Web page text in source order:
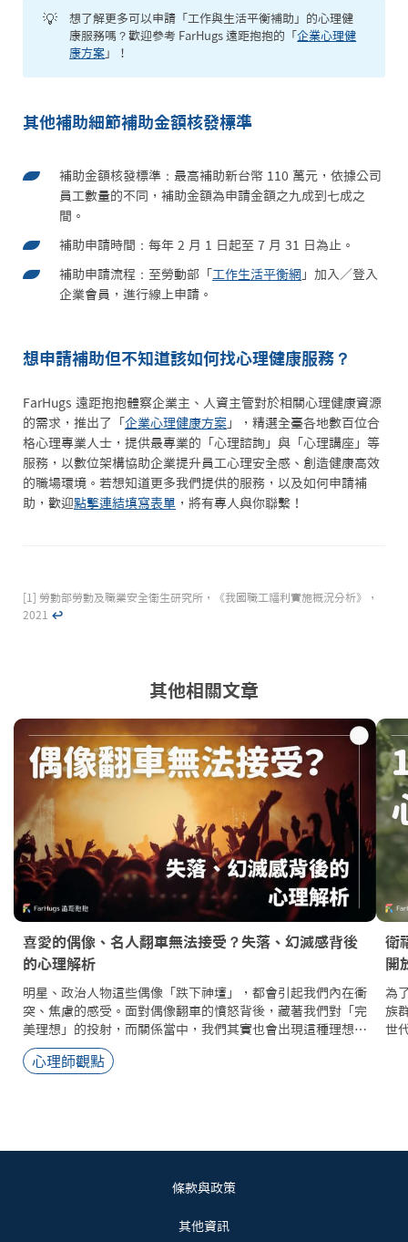
💡
想了解更多可以申請「工作與生活平衡補助」的心理健
康服務嗎？歡迎參考 FarHugs 遠距抱抱的「企業心理健
康方案 」！
其他補助細節補助金額核發標準
補助金額核發標準：最高補助新台幣 110 萬元，依據公司
員工數量的不同，補助金額為申請金額之九成到七成之
間。
補助申請時間：每年 2 月 1 日起至 7 月 31 日為止。
補助申請流程：至勞動部「 工作生活平衡網 」加入／登入
企業會員，進行線上申請。
想申請補助但不知道該如何找心理健康服務？
FarHugs 遠距抱抱體察企業主、人資主管對於相關心理健康資源
的需求，推出了「 企業心理健康方案 」，精選全臺各地數百位合
格心理專業人士，提供最專業的「心理諮詢」與「心理講座」等
服務，以數位架構協助企業提升員工心理安全感、創造健康高效
的職場環境。若想知道更多我們提供的服務，以及如何申請補
助，歡迎點擊連結填寫表單 ，將有專人與你聯繫！
勞動部勞動及職業安全衛生研究所，《我國職工福利實施概況分析》，
2021 ↩︎
其他相關文章
喜愛的偶像、名人翻車無法接受？失落、幻滅感背後
的心理解析
明星、政治人物這些偶像「跌下神壇」，都會引起我們內在衝
突、焦慮的感受。面對偶像翻車的憤怒背後，藏著我們對「完
美理想」的投射，而關係當中，我們其實也會出現這種理想化
對方的狀況。要終止不停地理想化他人的循環，我們可以⋯⋯
心理師觀點
衛
開
為
族
世
條款與政策
其他資訊